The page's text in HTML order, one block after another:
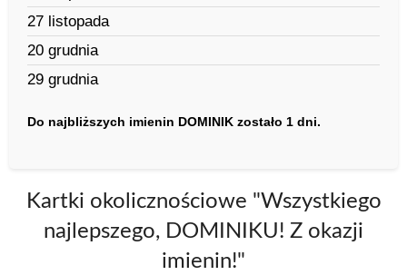
27 listopada
20 grudnia
29 grudnia
Do najbliższych imienin DOMINIK zostało 1 dni.
Kartki okolicznościowe "Wszystkiego
najlepszego, DOMINIKU! Z okazji
imienin!"